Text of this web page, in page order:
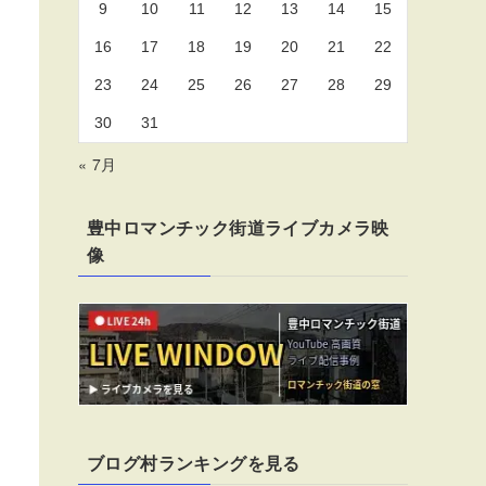
9 10 11 12 13 14 15
16 17 18 19 20 21 22
23 24 25 26 27 28 29
30 31
« 7月
豊中ロマンチック街道ライブカメラ映
像
ブログ村ランキングを見る